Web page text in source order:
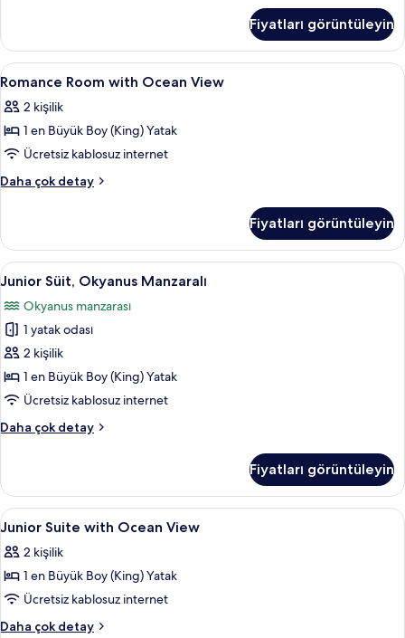
View
hakkında
daha
detay
Fiyatları görüntüleyin
Romance
Room
with
Ocean
View
için
görün
Kaliteli yatak takımı, minibar, odada
7
Romance Room with Ocean View
2 kişilik
1 en Büyük Boy (King) Yatak
Ücretsiz kablosuz internet
Daha çok detay
Romance
View
hakkında
daha
detay
Fiyatları görüntüleyin
Junior
Süit,
Okyanus
Manzaralı
için
tüm
fotoğrafları
Junior Süit, Okyanus Manzaralı |
6
Junior Süit, Okyanus Manzaralı
Okyanus manzarası
1 yatak odası
2 kişilik
1 en Büyük Boy (King) Yatak
Ücretsiz kablosuz internet
Daha çok detay
Junior
hakkında
daha
fazla
Fiyatları görüntüleyin
Junior
Suite
with
Ocean
View
için
Kaliteli yatak takımı, minibar, odada
11
Junior Suite with Ocean View
2 kişilik
1 en Büyük Boy (King) Yatak
Ücretsiz kablosuz internet
Daha çok detay
Junior